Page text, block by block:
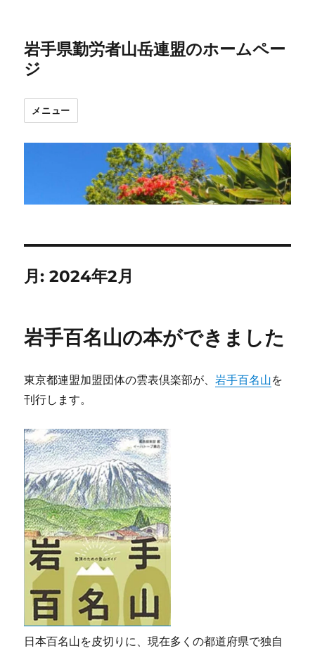
岩手県勤労者山岳連盟のホームペー
ジ
メニュー
月:2024年2月
岩手百名山の本ができました
東京都連盟加盟団体の雲表倶楽部が、岩手百名山を
刊行します。
日本百名山を皮切りに、現在多くの都道府県で独自